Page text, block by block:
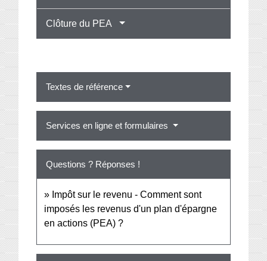
Clôture du PEA
Textes de référence
Services en ligne et formulaires
Questions ? Réponses !
Impôt sur le revenu - Comment sont
imposés les revenus d'un plan d'épargne
en actions (PEA) ?